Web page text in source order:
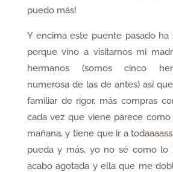
puedo más!
Y encima este puente pasado ha
porque vino a visitarnos mi
hermanos (somos cinco
numerosa de las de antes) así
familiar de rigor, más compras
cada vez que viene parece
mañana, y tiene que ir a
pueda y más, yo no sé como lo
acabo agotada y ella que me